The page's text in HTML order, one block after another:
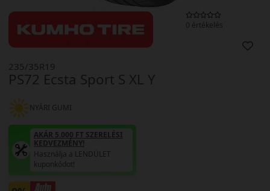
0 értékelés
PS72 Ecsta Sport S XL Y
235/35R19
NYÁRI GUMI
AKÁR 5.000 FT SZERELÉSI
KEDVEZMÉNY!
Használja a LENDÜLET
kuponkódot!